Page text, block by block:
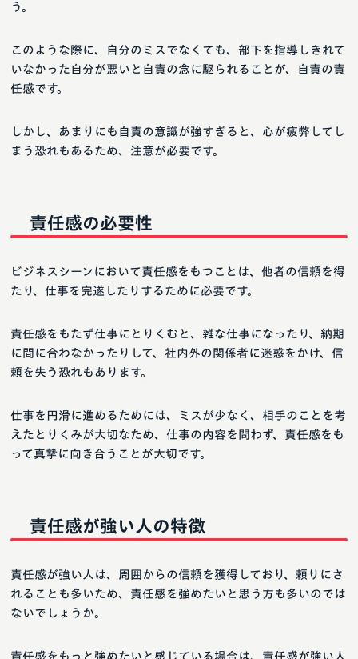
う。
このような際に、自分のミスでなくても、部下を指導しきれて
いなかった自分が悪いと自責の念に駆られることが、自責の責
任感です。
しかし、あまりにも自責の意識が強すぎると、心が疲弊してし
まう恐れもあるため、注意が必要です。
責任感の必要性
ビジネスシーンにおいて責任感をもつことは、他者の信頼を得
たり、仕事を完遂したりするために必要です。
責任感をもたず仕事にとりくむと、雑な仕事になったり、納期
に間に合わなかったりして、社内外の関係者に迷惑をかけ、信
頼を失う恐れもあります。
仕事を円滑に進めるためには、ミスが少なく、相手のことを考
えたとりくみが大切なため、仕事の内容を問わず、責任感をも
って真摯に向き合うことが大切です。
責任感が強い人の特徴
責任感が強い人は、周囲からの信頼を獲得しており、頼りにさ
れることも多いため、責任感を強めたいと思う方も多いのでは
ないでしょうか。
責任感をもっと強めたいと感じている場合は、責任感が強い人